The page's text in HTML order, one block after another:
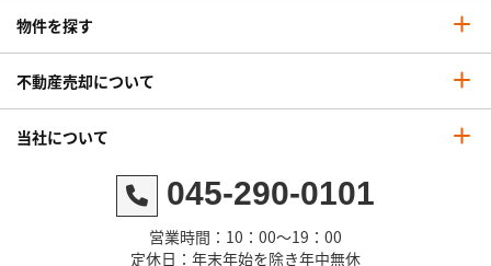
物件を探す
不動産売却について
当社について
045-290-0101
営業時間：10：00～19：00
定休日：年末年始を除き年中無休